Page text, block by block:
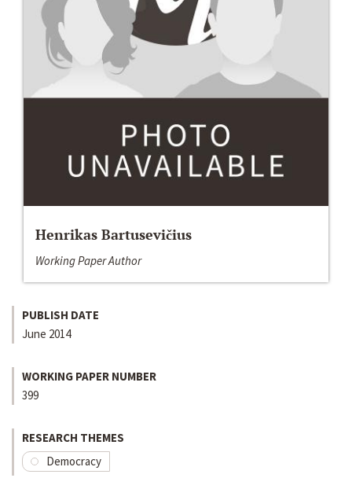
Henrikas Bartusevičius
Working Paper Author
PUBLISH DATE
June 2014
WORKING PAPER NUMBER
399
RESEARCH THEMES
Democracy